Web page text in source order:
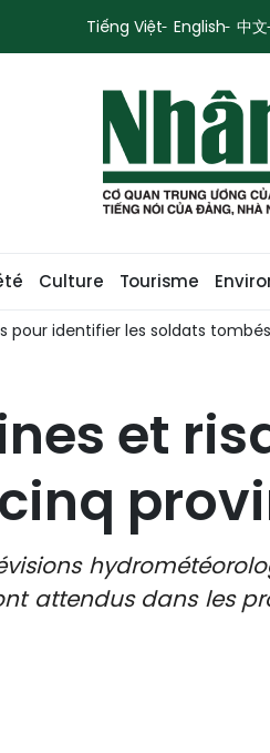
Tiếng Việt English 中文
Culture Tourisme
pour identifier les soldats
et
attendus dans les